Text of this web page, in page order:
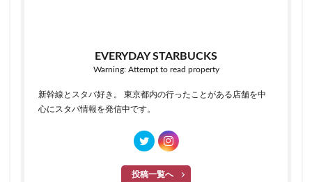
EVERYDAY STARBUCKS
Warning: Attempt to read property
新幹線とスタバ好き。 東京都内の行ったことがある店舗を中
心にスタバ情報を発信中です。
投稿一覧へ